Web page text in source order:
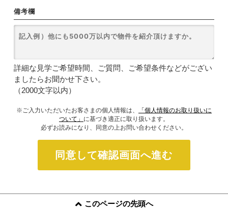
備考欄
詳細な見学ご希望時間、ご質問、ご希望条件などがござい
ましたらお聞かせ下さい。
（2000文字以内）
※ご入力いただいたお客さまの個人情報は、
「個人情報のお取り扱いに
ついて」 に基づき適正に取り扱います。
必ずお読みになり、同意の上お問い合わせください。
同意して確認画面へ進む
このページの先頭へ